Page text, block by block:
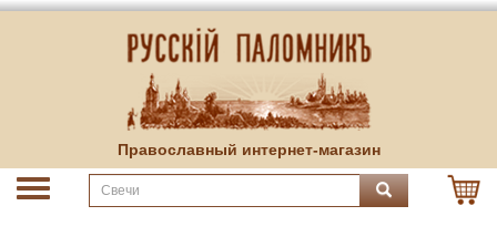
Православный интернет-магазин